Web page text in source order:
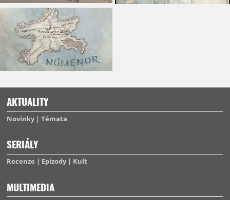
AKTUALITY
Novinky Témata
SERIÁLY
Recenze Epizody Kult
MULTIMEDIA